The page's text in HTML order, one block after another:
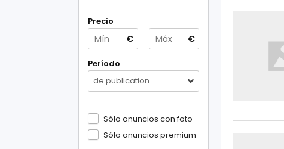
Precio
€ €
Período
de publication
Sólo anuncios con foto
Sólo anuncios premium